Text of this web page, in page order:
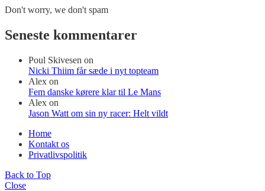
Don't worry, we don't spam
Seneste kommentarer
Poul Skivesen on
Nicki Thiim får sæde i nyt topteam
Alex on
Fem danske kørere klar til Le Mans
Alex on
Jason Watt om sin ny racer: Helt vildt
Home
Kontakt os
Privatlivspolitik
Back to Top
Close